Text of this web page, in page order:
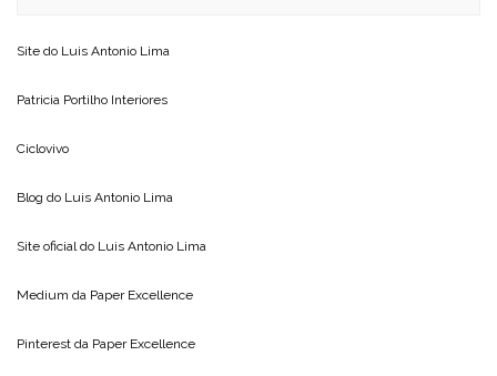
Site do Luis Antonio Lima
Patricia Portilho Interiores
Ciclovivo
Blog do Luis Antonio Lima
Site oficial do Luis Antonio Lima
Medium da Paper Excellence
Pinterest da Paper Excellence